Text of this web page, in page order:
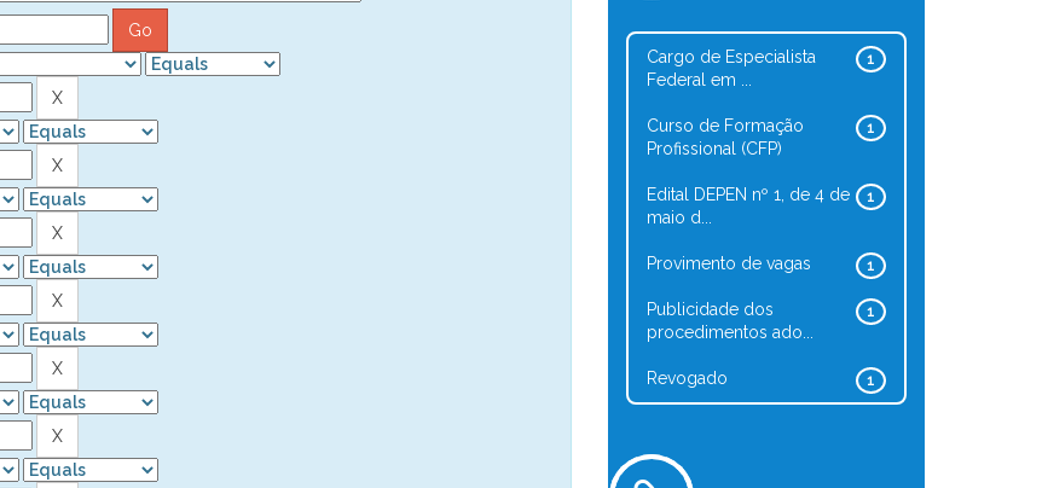
1
Cargo de Especialista
Federal em ...
1
Curso de Formação
Profissional (CFP)
1
Edital DEPEN nº 1, de 4 de
maio d...
1
Provimento de vagas
1
Publicidade dos
procedimentos ado...
1
Revogado